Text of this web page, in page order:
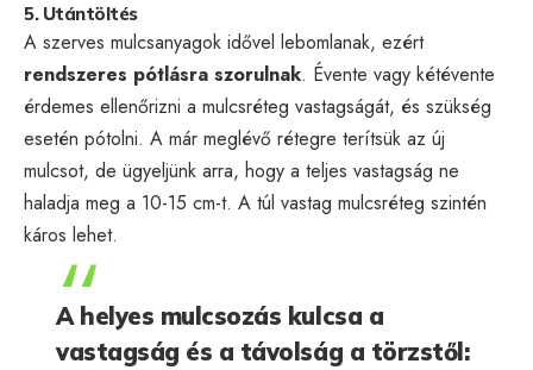
5. Utántöltés
A szerves mulcsanyagok idővel lebomlanak, ezért
rendszeres pótlásra szorulnak. Évente vagy kétévente
érdemes ellenőrizni a mulcsréteg vastagságát, és szükség
esetén pótolni. A már meglévő rétegre terítsük az új
mulcsot, de ügyeljünk arra, hogy a teljes vastagság ne
haladja meg a 10-15 cm-t. A túl vastag mulcsréteg szintén
káros lehet.
A helyes mulcsozás kulcsa a
vastagság és a távolság a törzstől: